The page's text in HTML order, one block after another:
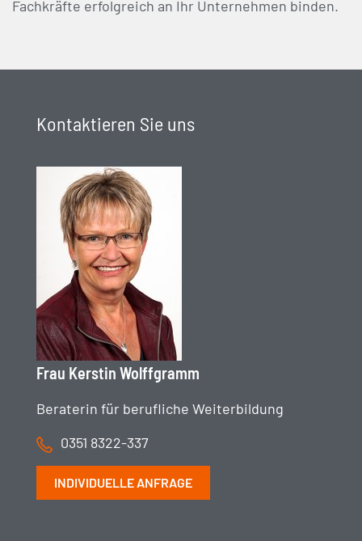
Fachkräfte erfolgreich an Ihr Unternehmen binden.
Kontaktieren Sie uns
Frau Kerstin Wolffgramm
Beraterin für berufliche Weiterbildung
0351 8322-337
INDIVIDUELLE ANFRAGE